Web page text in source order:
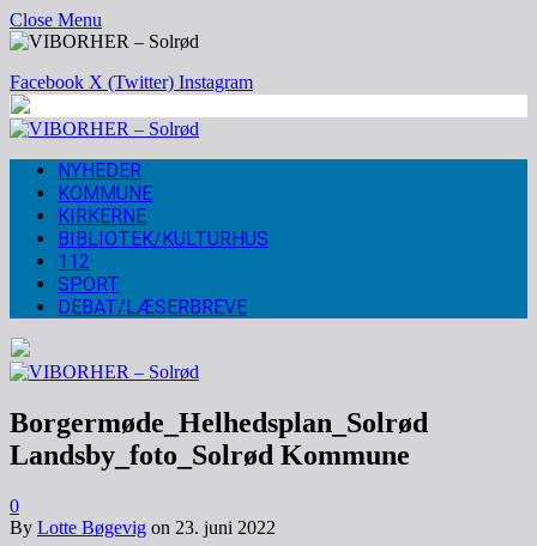
Close Menu
Facebook X (Twitter) Instagram
NYHEDER
KOMMUNE
KIRKERNE
BIBLIOTEK/KULTURHUS
112
SPORT
DEBAT/LÆSERBREVE
Borgermøde_Helhedsplan_Solrød
Landsby_foto_Solrød Kommune
0
By Lotte Bøgevig on 23. juni 2022